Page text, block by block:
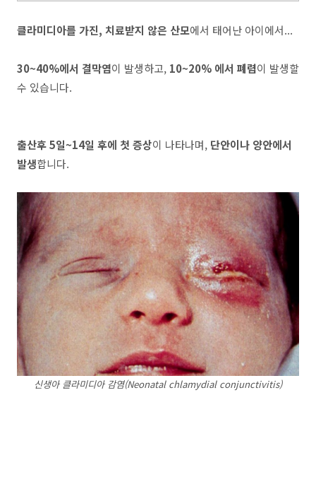
클라미디아를 가진, 치료받지 않은 산모에서 태어난 아이에서...
30~40%에서 결막염이 발생하고, 10~20% 에서 폐렴이 발생할
수 있습니다.
출산후 5일~14일 후에 첫 증상이 나타나며, 단안이나 양안에서
발생합니다.
신생아 클라미디아 감염(Neonatal chlamydial conjunctivitis)